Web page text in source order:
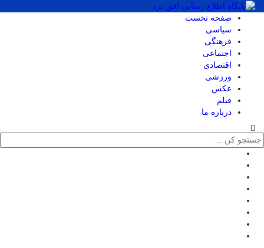
صفحه نخست
سیاسی
فرهنگی
اجتماعی
اقتصادی
ورزشی
عکس
فیلم
درباره ما